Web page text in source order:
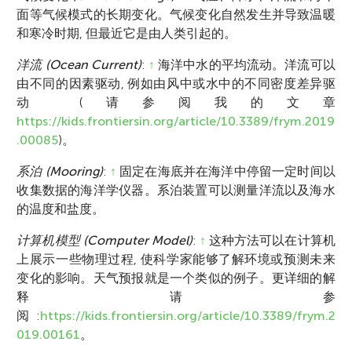
面等气候模式的长期变化。气候变化自然发生并导致温暖
和寒冷时期, 但最近它是由人类引起的。
洋流 (Ocean Current): ↑ 海洋中水的平均流动。洋流可以
由不同的因素驱动, 例如由风中或水中的不同密度差异驱
动 (请参阅我的文章
https://kids.frontiersin.org/article/10.3389/frym.2019
.00085)。
系泊 (Mooring): ↑ 固定在海底并在海洋中停留一定时间以
收集数据的海洋学仪器。系泊装置可以测量洋流以及海水
的温度和盐度。
计算机模型 (Computer Model): ↑ 这种方法可以在计算机
上展示一些物理过程, 使科学家能够了解环境或预测未来
变化的影响。天气预报就是一个类似的例子。更详细的解
释请参
阅:https://kids.frontiersin.org/article/10.3389/frym.2
019.00161。